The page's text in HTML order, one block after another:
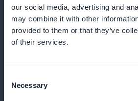
our social media, advertising and
may combine it with other
provided to them or that they’ve
of their services.
Selection
Necessary
Informer dine studerende, når der
modul eller en ny kommentar